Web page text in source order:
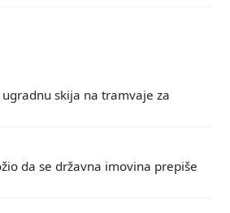
skija na tramvaje za
da se državna imovina prepiše